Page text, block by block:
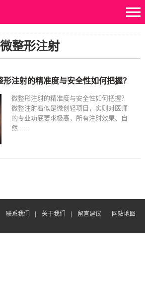
微整形注射
注射的精准度与安全性如何把握？
微整形注射的精准度与安全性如何把握？
微整注射看似是微创轻项目，实则对医师
的专业功底要求极高，所有注射效果、自
然......
联系我们 关于我们 留言建议 网站地图